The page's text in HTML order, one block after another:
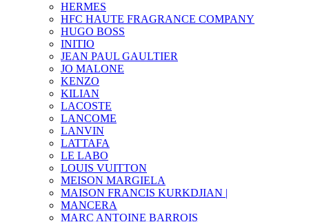
HERMES
HFC HAUTE FRAGRANCE COMPANY
HUGO BOSS
INITIO
JEAN PAUL GAULTIER
JO MALONE
KENZO
KILIAN
LACOSTE
LANCOME
LANVIN
LATTAFA
LE LABO
LOUIS VUITTON
MEISON MARGIELA
MAISON FRANCIS KURKDJIAN |
MANCERA
MARC ANTOINE BARROIS